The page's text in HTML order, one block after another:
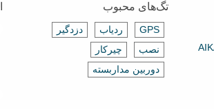
تگ‌های محبوب
GPS ردیاب
دزدگیر
نصب
چیرکار
دوربین مداربسته